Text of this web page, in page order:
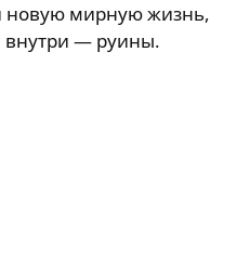
новую мирную жизнь,
внутри — руины.